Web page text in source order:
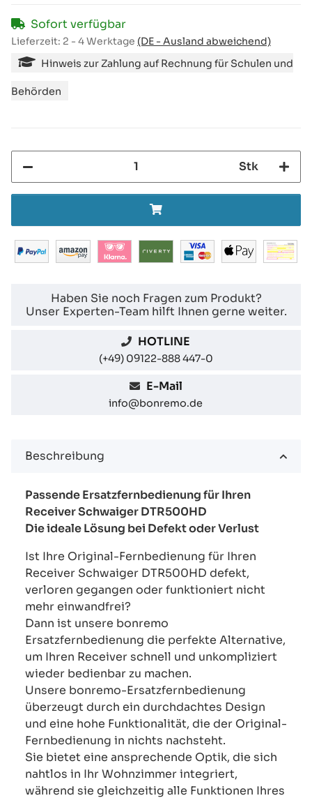
Sofort verfügbar
Lieferzeit: 2 - 4 Werktage (DE - Ausland abweichend)
Hinweis zur Zahlung auf Rechnung für Schulen und
Behörden
Stk
Haben Sie noch Fragen zum Produkt?
Unser Experten-Team hilft Ihnen gerne weiter.
HOTLINE
(+49) 09122-888 447-0
E-Mail
info@bonremo.de
Beschreibung
Passende Ersatzfernbedienung für Ihren
Receiver Schwaiger DTR500HD
Die ideale Lösung bei Defekt oder Verlust
Ist Ihre Original-Fernbedienung für Ihren
Receiver Schwaiger DTR500HD defekt,
verloren gegangen oder funktioniert nicht
mehr einwandfrei?
Dann ist unsere bonremo
Ersatzfernbedienung die perfekte Alternative,
um Ihren Receiver schnell und unkompliziert
wieder bedienbar zu machen.
Unsere bonremo-Ersatzfernbedienung
überzeugt durch ein durchdachtes Design
und eine hohe Funktionalität, die der Original-
Fernbedienung in nichts nachsteht.
Sie bietet eine ansprechende Optik, die sich
nahtlos in Ihr Wohnzimmer integriert,
während sie gleichzeitig alle Funktionen Ihres